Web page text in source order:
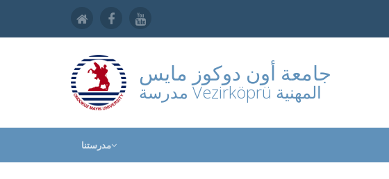
جامعة أون دوكوز مايس
مدرسة Vezirköprü المهنية
مدرستنا